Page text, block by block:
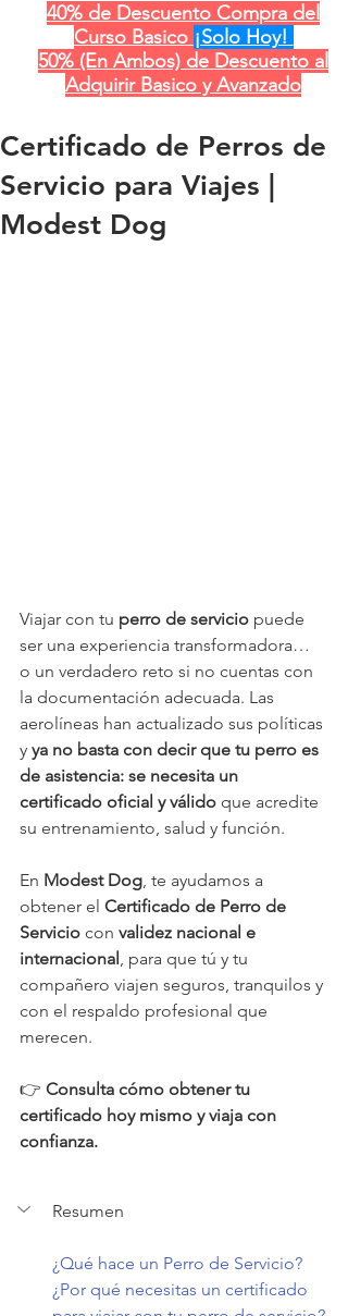
40% de Descuento Compra del
Curso Basico ¡Solo Hoy!
50% (En Ambos) de Descuento al
Adquirir Basico y Avanzado
Certificado de Perros de
Servicio para Viajes |
Modest Dog
Viajar con tu perro de servicio puede
ser una experiencia transformadora…
o un verdadero reto si no cuentas con
la documentación adecuada. Las
aerolíneas han actualizado sus políticas
y ya no basta con decir que tu perro es
de asistencia: se necesita un
certificado oficial y válido que acredite
su entrenamiento, salud y función.
En Modest Dog, te ayudamos a
obtener el Certificado de Perro de
Servicio con validez nacional e
internacional, para que tú y tu
compañero viajen seguros, tranquilos y
con el respaldo profesional que
merecen.
👉 Consulta cómo obtener tu
certificado hoy mismo y viaja con
confianza.
Resumen
¿Qué hace un Perro de Servicio?
¿Por qué necesitas un certificado